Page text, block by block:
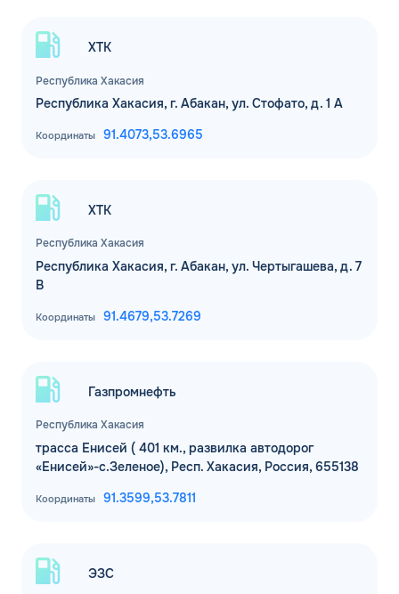
Республика Хакасия
ХТК
Республика Хакасия, г. Абакан, ул. Стофато, д. 1 А
Координаты 91.4073,53.6965
Республика Хакасия
ХТК
Республика Хакасия, г. Абакан, ул. Чертыгашева, д. 7
В
Координаты 91.4679,53.7269
Республика Хакасия
Газпромнефть
трасса Енисей ( 401 км., развилка автодорог
«Енисей»-с.Зеленое), Респ. Хакасия, Россия, 655138
Координаты 91.3599,53.7811
ЭЗС